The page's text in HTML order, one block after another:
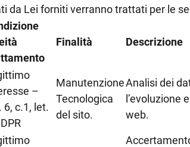
da Lei forniti verranno trattati per le
Finalità Descrizione
–
6, c.1, let.
Manutenzione
Tecnologica
del sito.
Analisi dei
l’evoluzione
web.